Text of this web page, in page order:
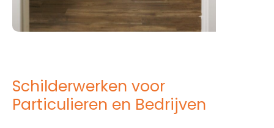
Schilderwerken voor
Particulieren en Bedrijven